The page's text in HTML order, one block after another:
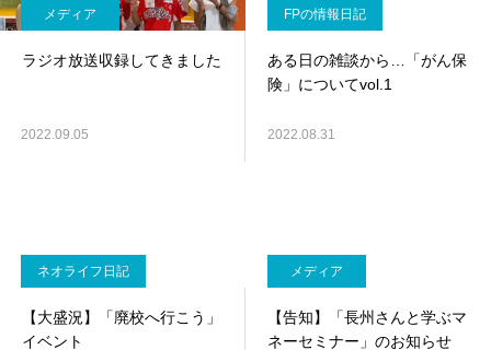
メディア
ラジオ放送収録してきました
2022.09.05
FPの情報日記
ある日の雑談から…「がん保
険」についてvol.1
2022.08.31
ネオライフ日記
【大盛況】「廃校へ行こう」
イベント
メディア
【告知】「長州さんと学ぶマ
ネーセミナー」のお知らせ